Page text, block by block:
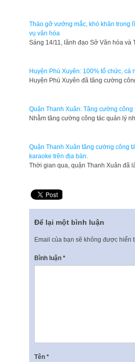
Tháo gỡ vướng mắc, khó khăn trong
vụ văn hóa
Sáng 14/11, lãnh đạo Sở Văn hóa
Huyện Phú Xuyên: 100% tổ chức, cá
Huyện Phú Xuyên đã tăng cường
Quận Thanh Xuân: Tăng cường
Nhằm tăng cường công tác quản lý
Quận Thanh Xuân tăng cường công
karaoke trên địa bàn.
Thời gian qua, quận Thanh Xuân đã
Để lại một bình luận
Email của bạn sẽ không được hiển
Bình luận *
Tên *